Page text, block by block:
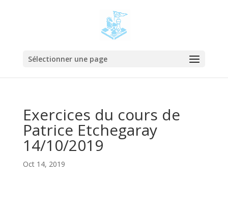
Sélectionner une page
Exercices du cours de
Patrice Etchegaray
14/10/2019
Oct 14, 2019